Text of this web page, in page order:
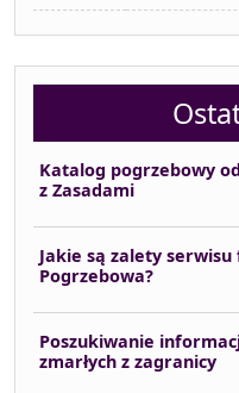
Katalog pogrzebowy
z Zasadami
Jakie są zalety
Pogrzebowa?
Poszukiwanie
zmarłych z zagranicy